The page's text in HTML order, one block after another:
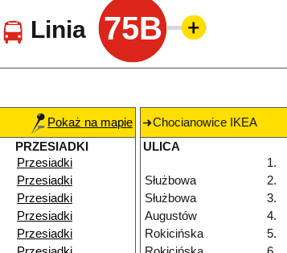
Linia 75B
Pokaż na mapie
PRZESIADKI
Przesiadki
Przesiadki
Przesiadki
Przesiadki
Przesiadki
Chocianowice IKEA
ULICA
1.
Służbowa
2.
Służbowa
3.
Augustów
4.
Rokicińska
5.